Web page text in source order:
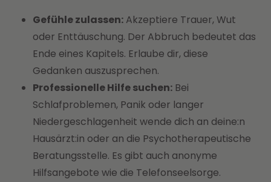
Gefühle zulassen: Akzeptiere Trauer, Wut
oder Enttäuschung. Der Abbruch bedeutet das
Ende eines Kapitels. Erlaube dir, diese
Gedanken auszusprechen.
Professionelle Hilfe suchen: Bei
Schlafproblemen, Panik oder langer
Niedergeschlagenheit wende dich an deine:n
Hausärzt:in oder an die Psychotherapeutische
Beratungsstelle. Es gibt auch anonyme
Hilfsangebote wie die Telefonseelsorge.